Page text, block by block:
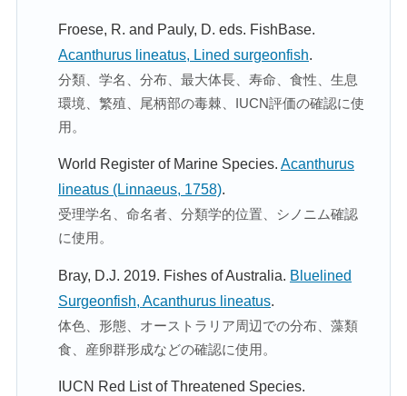
Froese, R. and Pauly, D. eds. FishBase.
Acanthurus lineatus, Lined surgeonfish.
分類、学名、分布、最大体長、寿命、食性、生息
環境、繁殖、尾柄部の毒棘、IUCN評価の確認に使
用。
World Register of Marine Species. Acanthurus
lineatus (Linnaeus, 1758).
受理学名、命名者、分類学的位置、シノニム確認
に使用。
Bray, D.J. 2019. Fishes of Australia. Bluelined
Surgeonfish, Acanthurus lineatus.
体色、形態、オーストラリア周辺での分布、藻類
食、産卵群形成などの確認に使用。
IUCN Red List of Threatened Species.